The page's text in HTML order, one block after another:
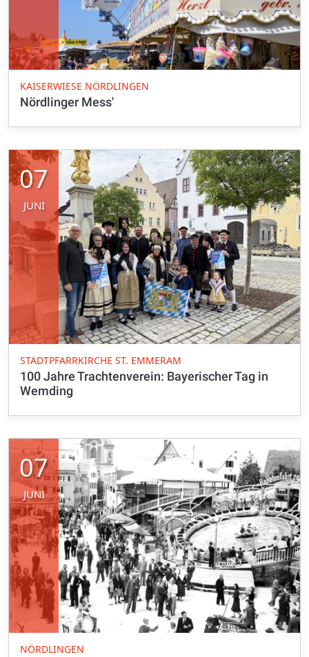
KAISERWIESE NÖRDLINGEN
Nördlinger Mess'
07
JUNI
STADTPFARRKIRCHE ST. EMMERAM
100 Jahre Trachtenverein: Bayerischer Tag in
Wemding
07
JUNI
NÖRDLINGEN